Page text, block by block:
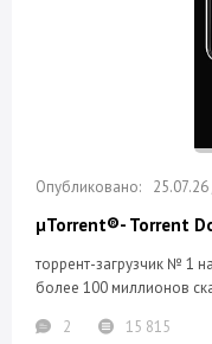
µTorrent®- Torrent
торрент-загрузчик № 1
более 100 миллионов
2
15 815